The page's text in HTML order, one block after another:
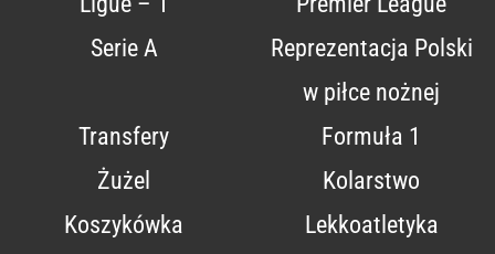
Serie A
Reprezentacja Polski
w piłce nożnej
Transfery
Formuła 1
Żużel
Kolarstwo
Koszykówka
Lekkoatletyka